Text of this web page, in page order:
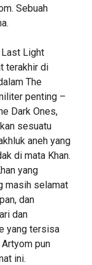
Sebuah
Light
terakhir di
The
penting –
Dark Ones,
sesuatu
aneh yang
di mata Khan.
yang
masih selamat
dan
dan
yang tersisa
pun
ini.